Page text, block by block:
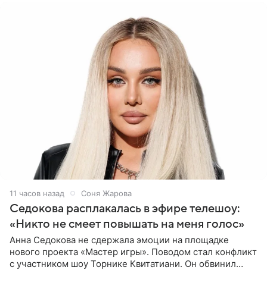
11 часов назад Соня Жарова
Седокова расплакалась в эфире телешоу:
«Никто не смеет повышать на меня голос»
Анна Седокова не сдержала эмоции на площадке
нового проекта «Мастер игры». Поводом стал конфликт
с участником шоу Торнике Квитатиани. Он обвинил